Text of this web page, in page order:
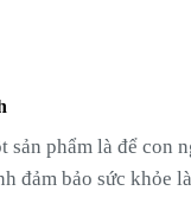
sản phẩm là để con
đảm bảo sức khỏe